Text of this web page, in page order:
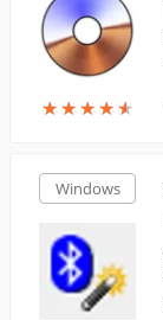
★★★★★
★★★★★
Windows